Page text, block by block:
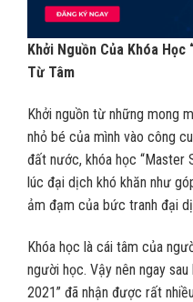
Khởi Nguồn Của Khóa Học
Từ Tâm
Khởi nguồn từ những mong
nhỏ bé của mình vào công
đất nước, khóa học “Master
lúc đại dịch khó khăn như
ảm đạm của bức tranh đại
Khóa học là cái tâm của
người học. Vậy nên ngay
2021” đã nhận được rất